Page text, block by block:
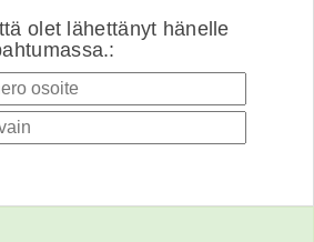
olet lähettänyt hänelle